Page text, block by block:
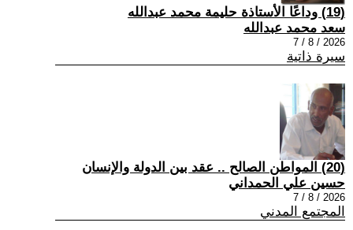
(19) وداعًا الأستاذة حليمة محمد عبدالله
سعد محمد عبدالله
2026 / 8 / 7
سيرة ذاتية
(20) المواطن الصالح .. عقد بين الدولة والإنسان
حسين علي الحمداني
2026 / 8 / 7
المجتمع المدني